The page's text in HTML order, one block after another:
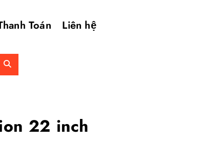
Toán Liên hệ
22 inch